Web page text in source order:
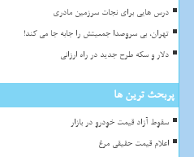
درس هایی برای نجات سرزمین مادری
تهران، بی سروصدا جمعیتش را جابه جا می کند!
دلار و سکه طرح جدید در راه ارزانی
پربحث ترین ها
سقوط آزاد قیمت خودرو در بازار
اعلام قیمت حقیقی مرغ